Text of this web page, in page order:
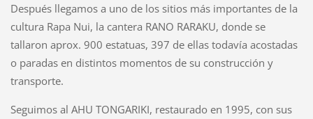
Después llegamos a uno de los sitios más importantes de la
cultura Rapa Nui, la cantera RANO RARAKU, donde se
tallaron aprox. 900 estatuas, 397 de ellas todavía acostadas
o paradas en distintos momentos de su construcción y
transporte.
Seguimos al AHU TONGARIKI, restaurado en 1995, con sus